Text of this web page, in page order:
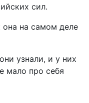
сил.
она на самом деле
узнали, и у них
мало про себя